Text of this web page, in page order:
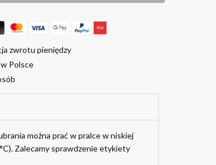
zwrotu pieniędzy
Polsce
można prać w pralce w niskiej
Zalecamy sprawdzenie etykiety